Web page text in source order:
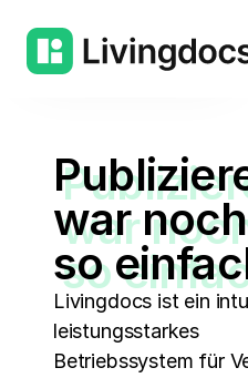
war
so
Livingdocs ist ein
leistungsstarkes
Betriebssystem für
Aktuelle Highlights